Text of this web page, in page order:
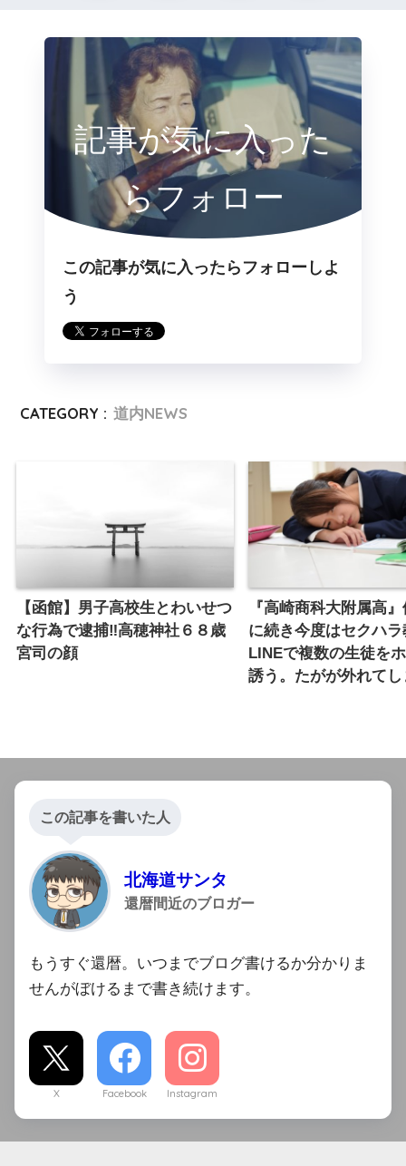
記事が気に入った
らフォロー
この記事が気に入ったらフォローしよ
う
CATEGORY : 道内NEWS
【函館】男子高校生とわいせつ
な行為で逮捕‼︎高穂神社６８歳
宮司の顔
『高崎商科大附属高
に続き今度はセクハ
LINEで複数の生徒を
誘う。たがが外れてし
この記事を書いた人
北海道サンタ
還暦間近のブロガー
もうすぐ還暦。いつまでブログ書けるか分かりま
せんがぼけるまで書き続けます。
X Facebook Instagram